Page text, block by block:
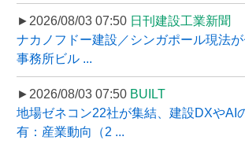
►2026/08/03 07:50 日刊建設工業新聞
ナカノフドー建設／シンガポール現法
事務所ビル ...
►2026/08/03 07:50 BUILT
地場ゼネコン22社が集結、建設DXやAI
有：産業動向（2 ...